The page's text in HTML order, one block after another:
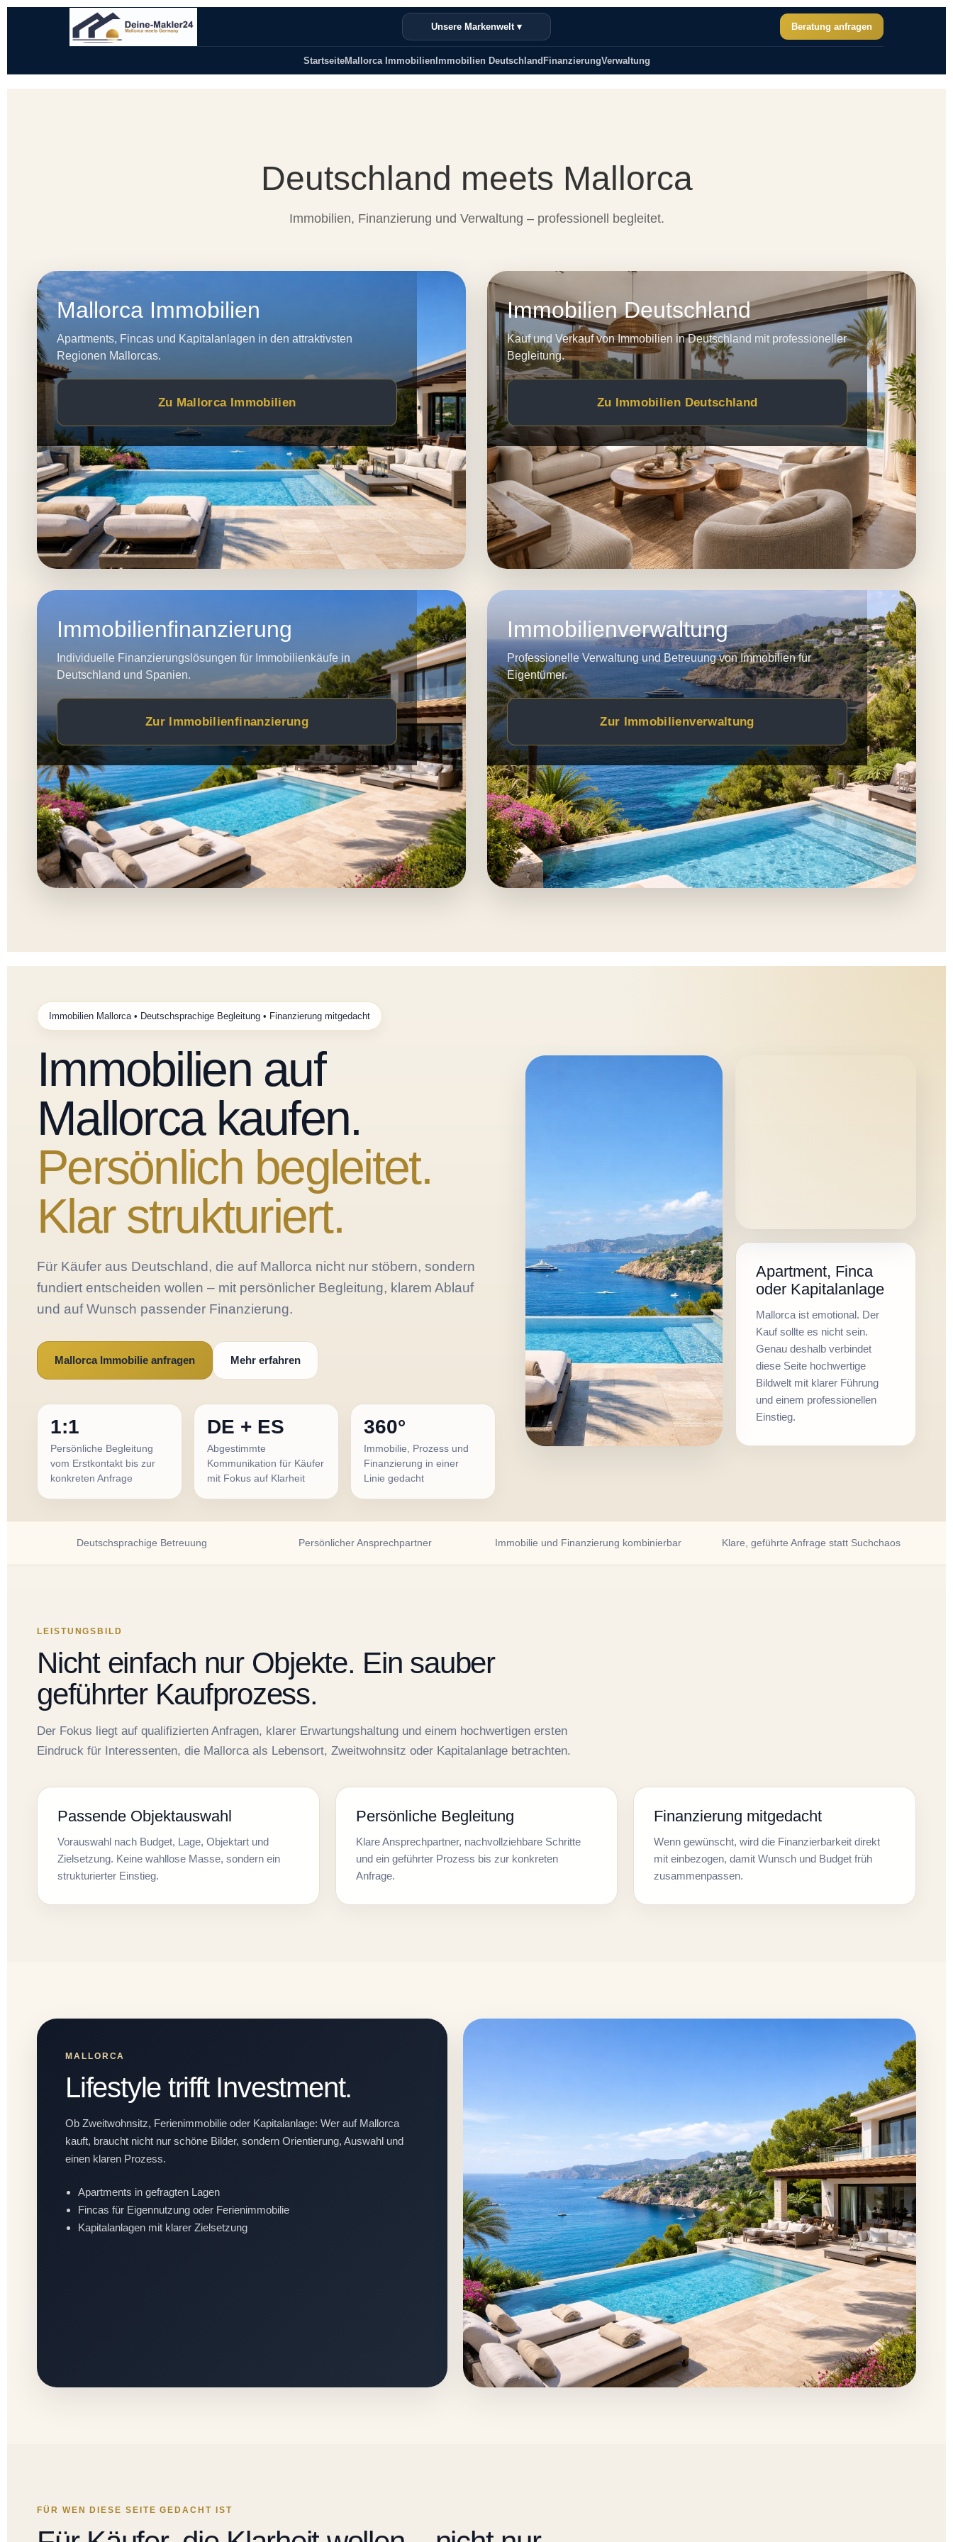
Unsere Markenwelt ▾ Beratung anfragen
StartseiteMallorca ImmobilienImmobilien DeutschlandFinanzierungVerwaltung
Deutschland meets Mallorca
Immobilien, Finanzierung und Verwaltung – professionell begleitet.
Mallorca Immobilien
Apartments, Fincas und Kapitalanlagen in den attraktivsten
Regionen Mallorcas.
Zu Mallorca Immobilien
Immobilien Deutschland
Kauf und Verkauf von Immobilien in Deutschland mit professioneller
Begleitung.
Zu Immobilien Deutschland
Immobilienfinanzierung
Individuelle Finanzierungslösungen für Immobilienkäufe in
Deutschland und Spanien.
Zur Immobilienfinanzierung
Immobilienverwaltung
Professionelle Verwaltung und Betreuung von Immobilien für
Eigentümer.
Zur Immobilienverwaltung
Immobilien Mallorca • Deutschsprachige Begleitung • Finanzierung mitgedacht
Immobilien auf
Mallorca kaufen.
Persönlich begleitet.
Klar strukturiert.
Für Käufer aus Deutschland, die auf Mallorca nicht nur stöbern, sondern
fundiert entscheiden wollen – mit persönlicher Begleitung, klarem Ablauf
und auf Wunsch passender Finanzierung.
Mallorca Immobilie anfragen Mehr erfahren
1:1
Persönliche Begleitung
vom Erstkontakt bis zur
konkreten Anfrage
DE + ES
Abgestimmte
Kommunikation für Käufer
mit Fokus auf Klarheit
360°
Immobilie, Prozess und
Finanzierung in einer
Linie gedacht
Apartment, Finca
oder Kapitalanlage
Mallorca ist emotional. Der
Kauf sollte es nicht sein.
Genau deshalb verbindet
diese Seite hochwertige
Bildwelt mit klarer Führung
und einem professionellen
Einstieg.
Deutschsprachige Betreuung Persönlicher Ansprechpartner Immobilie und Finanzierung kombinierbar Klare, geführte Anfrage statt Suchchaos
LEISTUNGSBILD
Nicht einfach nur Objekte. Ein sauber
geführter Kaufprozess.
Der Fokus liegt auf qualifizierten Anfragen, klarer Erwartungshaltung und einem hochwertigen ersten
Eindruck für Interessenten, die Mallorca als Lebensort, Zweitwohnsitz oder Kapitalanlage betrachten.
Passende Objektauswahl
Vorauswahl nach Budget, Lage, Objektart und
Zielsetzung. Keine wahllose Masse, sondern ein
strukturierter Einstieg.
Persönliche Begleitung
Klare Ansprechpartner, nachvollziehbare Schritte
und ein geführter Prozess bis zur konkreten
Anfrage.
Finanzierung mitgedacht
Wenn gewünscht, wird die Finanzierbarkeit direkt
mit einbezogen, damit Wunsch und Budget früh
zusammenpassen.
MALLORCA
Lifestyle trifft Investment.
Ob Zweitwohnsitz, Ferienimmobilie oder Kapitalanlage: Wer auf Mallorca
kauft, braucht nicht nur schöne Bilder, sondern Orientierung, Auswahl und
einen klaren Prozess.
Apartments in gefragten Lagen
Fincas für Eigennutzung oder Ferienimmobilie
Kapitalanlagen mit klarer Zielsetzung
FÜR WEN DIESE SEITE GEDACHT IST